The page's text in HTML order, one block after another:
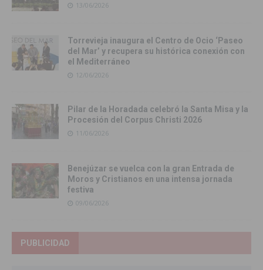
13/06/2026
Torrevieja inaugura el Centro de Ocio ‘Paseo
del Mar’ y recupera su histórica conexión con
el Mediterráneo
12/06/2026
Pilar de la Horadada celebró la Santa Misa y la
Procesión del Corpus Christi 2026
11/06/2026
Benejúzar se vuelca con la gran Entrada de
Moros y Cristianos en una intensa jornada
festiva
09/06/2026
PUBLICIDAD